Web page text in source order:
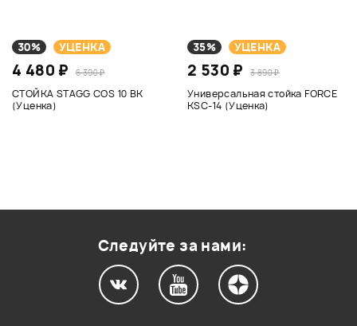
30% УЦЕНКА
4 480 ₽ 6 390 ₽
СТОЙКА STAGG COS 10 BK
(Уценка)
35% УЦЕНКА
2 530 ₽ 3 890 ₽
Универсальная стойка FORCE
KSC-14 (Уценка)
Следуйте за нами: